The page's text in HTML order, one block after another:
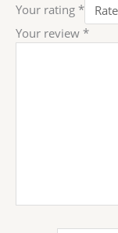
Your rating *
Your review *